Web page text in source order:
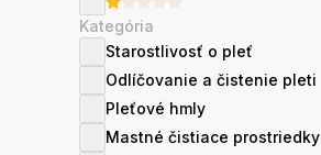
Kategória
Starostlivosť o pleť
Odlíčovanie a čistenie pleti
Pleťové hmly
Mastné čistiace prostriedky